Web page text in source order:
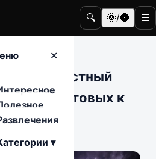
🔍 🌞/🌚 ☰
✕
▾
честный
готовых к